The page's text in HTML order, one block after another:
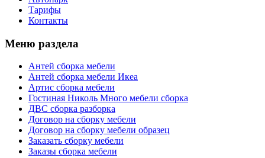
Тарифы
Контакты
Меню раздела
Антей сборка мебели
Антей сборка мебели Икеа
Артис сборка мебели
Гостиная Николь Много мебели сборка
ДВС сборка разборка
Договор на сборку мебели
Договор на сборку мебели образец
Заказать сборку мебели
Заказы сборка мебели